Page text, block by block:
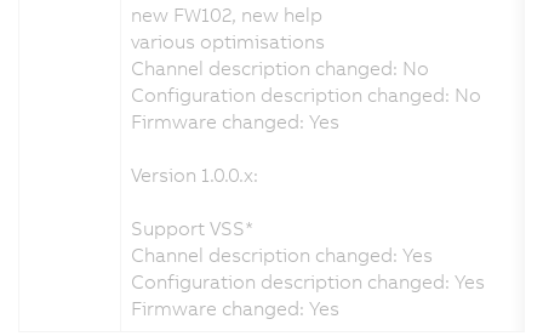
new FW102, new help
various optimisations
Channel description changed: No
Configuration description changed: No
Firmware changed: Yes
Version 1.0.0.x:
Support VSS*
Channel description changed: Yes
Configuration description changed: Yes
Firmware changed: Yes